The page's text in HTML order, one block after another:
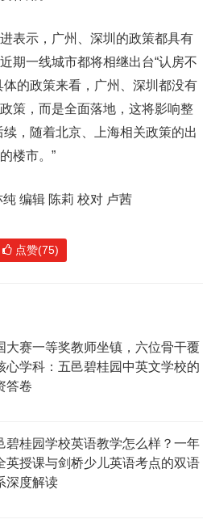
表示，广州、深圳的政策都具有
期一线城市都将相继出台“认房不
体的政策来看，广州、深圳都没有
策，而是全面落地，这将影响整
，随着北京、上海相关政策的出
楼市。”
编辑 陈莉 校对 卢茜
点赞(75)
大赛一等奖教师坐镇，六位骨干覆
心学科：五邑碧桂园中英文学校的
答卷
碧桂园学校英语教学怎么样？一年
英授课与剑桥少儿英语考点的双语
深度解读